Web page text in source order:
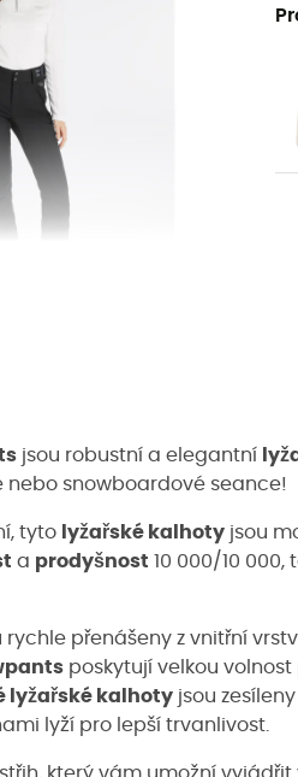
jsou robustní a elegantní
nebo snowboardové seance!
tyto lyžařské kalhoty jsou
a prodyšnost 10 000/10 000,
rychle přenášeny z vnitřní
poskytují velkou
lyžařské kalhoty jsou
lyží pro lepší trvanlivost.